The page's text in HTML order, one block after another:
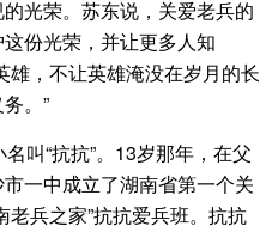
光荣。苏东说，关爱老兵的
份光荣，并让更多人知
雄，不让英雄淹没在岁月的长
。”
“抗抗”。13岁那年，在父
一中成立了湖南省第一个关
兵之家”抗抗爱兵班。抗抗